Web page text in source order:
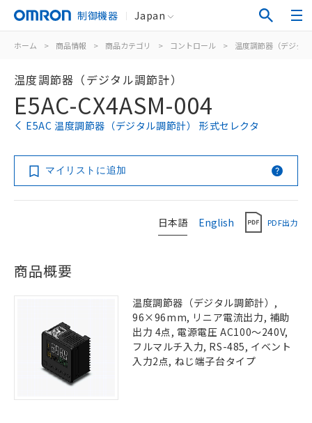
制御機器 Japan
ホーム > 商品情報 > 商品カテゴリ > コントロール > 温度調節器（デジタ
温度調節器（デジタル調節計）
E5AC-CX4ASM-004
E5AC 温度調節器（デジタル調節計） 形式セレクタ
マイリストに追加
日本語 English PDF出力
商品概要
温度調節器（デジタル調節計）,
96×96mm, リニア電流出力, 補助
出力 4点, 電源電圧 AC100～240V,
フルマルチ入力, RS-485, イベント
入力2点, ねじ端子台タイプ